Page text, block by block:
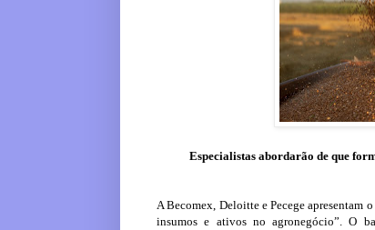
Especialistas abordarão de que
A Becomex, Deloitte e Pecege apresentam
insumos e ativos no agronegócio”. O